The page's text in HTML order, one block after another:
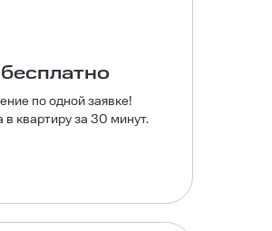
по одной заявке!
в квартиру за 30 минут.